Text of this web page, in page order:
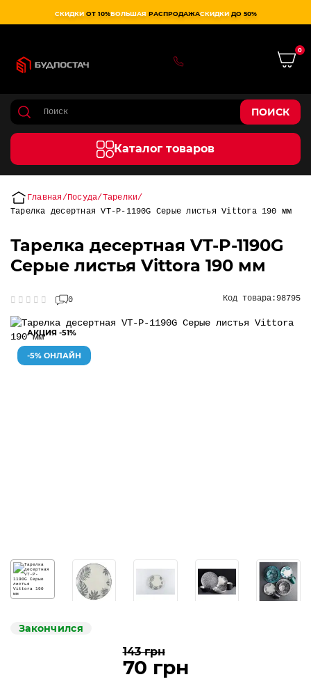
СКИДКИ ОТ 10%БОЛЬШАЯ РАСПРОДАЖАСКИДКИ ДО 50%
0
ПОИСК
Каталог товаров
Главная Посуда Тарелки
Тарелка десертная VT-P-1190G Серые листья Vittora 190 мм
Тарелка десертная VT-P-1190G
Серые листья Vittora 190 мм
0 Код товара:98795
АКЦИЯ -51%
-5% ОНЛАЙН
Закончился
143 грн
70 грн